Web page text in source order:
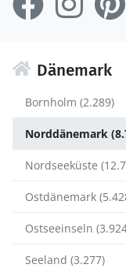
Dänemark
Bornholm (2.289)
Norddänemark
Nordseeküste
Ostdänemark
Ostseeinseln
Seeland (3.277)